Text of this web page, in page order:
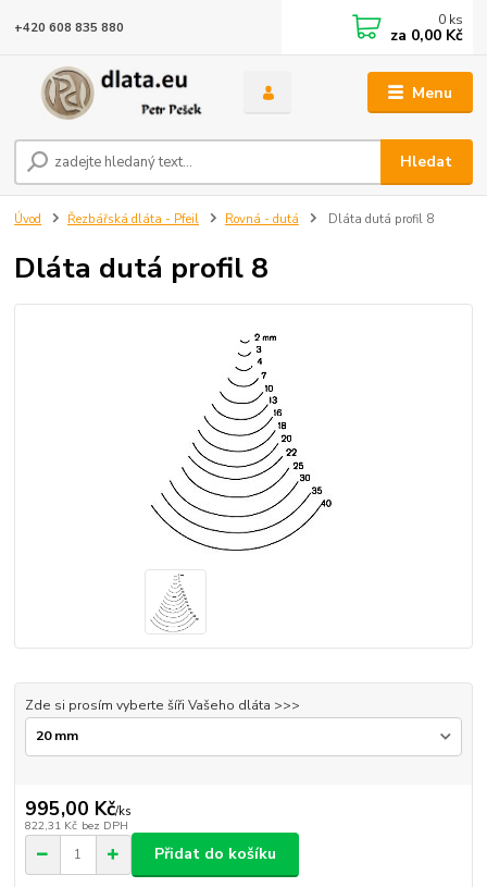
Menu
Hledat
+420 608 835 880 0 ks
za 0,00 Kč
Úvod Řezbářská dláta - Pfeil Rovná - dutá Dláta dutá profil 8
Dláta dutá profil 8
Zde si prosím vyberte šíři Vašeho dláta >>>
995,00 Kč/ks
822,31 Kč bez DPH
Přidat do košíku